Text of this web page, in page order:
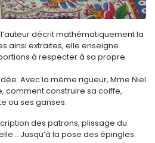
décrit mathématiquement la
ainsi extraites, elle enseigne
à respecter à sa propre
Avec la même rigueur, Mme Niel
comment construire sa coiffe,
ou ses ganses.
des patrons, plissage du
Jusqu’à la pose des épingles.